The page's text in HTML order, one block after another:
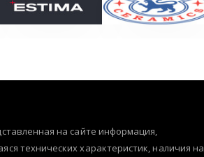
на сайте информация,
технических характеристик, наличия на